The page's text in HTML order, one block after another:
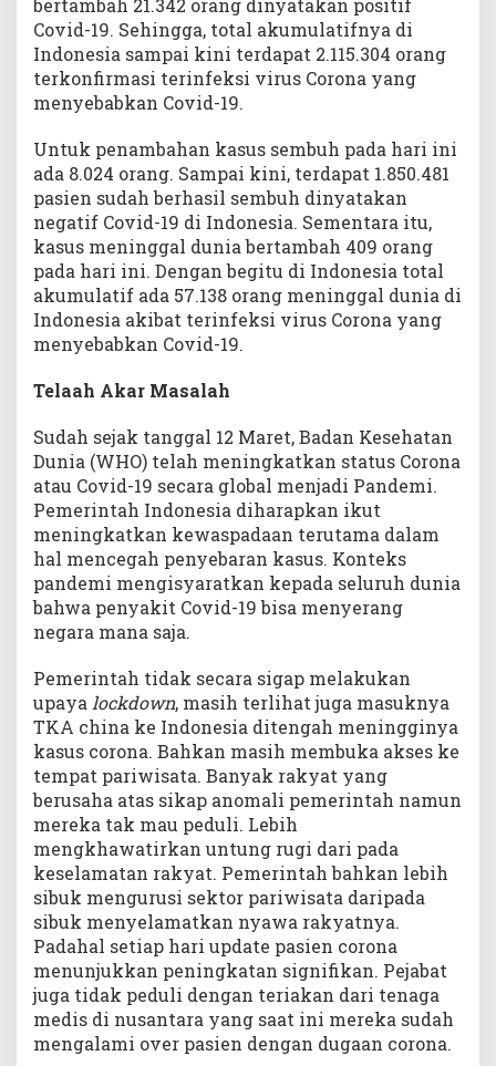
Covid-19. Sehingga, total akumulatifnya di
Indonesia sampai kini terdapat 2.115.304 orang
terkonfirmasi terinfeksi virus Corona yang
menyebabkan Covid-19.
Untuk penambahan kasus sembuh pada hari ini
ada 8.024 orang. Sampai kini, terdapat 1.850.481
pasien sudah berhasil sembuh dinyatakan
negatif Covid-19 di Indonesia. Sementara itu,
kasus meninggal dunia bertambah 409 orang
pada hari ini. Dengan begitu di Indonesia total
akumulatif ada 57.138 orang meninggal dunia di
Indonesia akibat terinfeksi virus Corona yang
menyebabkan Covid-19.
Telaah Akar Masalah
Sudah sejak tanggal 12 Maret, Badan Kesehatan
Dunia (WHO) telah meningkatkan status Corona
atau Covid-19 secara global menjadi Pandemi.
Pemerintah Indonesia diharapkan ikut
meningkatkan kewaspadaan terutama dalam
hal mencegah penyebaran kasus. Konteks
pandemi mengisyaratkan kepada seluruh dunia
bahwa penyakit Covid-19 bisa menyerang
negara mana saja.
Pemerintah tidak secara sigap melakukan
upaya lockdown, masih terlihat juga masuknya
TKA china ke Indonesia ditengah meningginya
kasus corona. Bahkan masih membuka akses ke
tempat pariwisata. Banyak rakyat yang
berusaha atas sikap anomali pemerintah namun
mereka tak mau peduli. Lebih
mengkhawatirkan untung rugi dari pada
keselamatan rakyat. Pemerintah bahkan lebih
sibuk mengurusi sektor pariwisata daripada
sibuk menyelamatkan nyawa rakyatnya.
Padahal setiap hari update pasien corona
menunjukkan peningkatan signifikan. Pejabat
juga tidak peduli dengan teriakan dari tenaga
medis di nusantara yang saat ini mereka sudah
mengalami over pasien dengan dugaan corona.